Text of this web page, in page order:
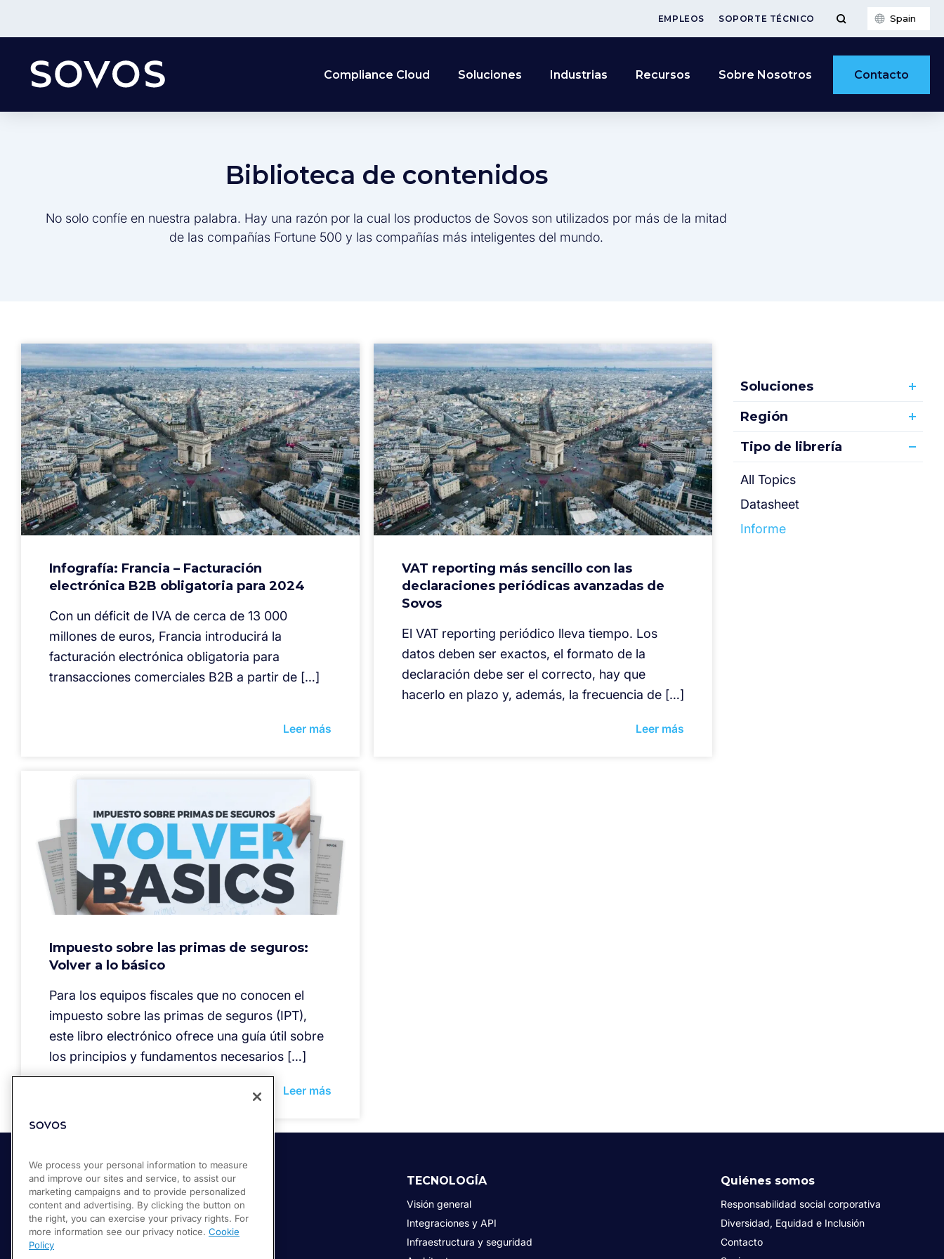
EMPLEOS SOPORTE TÉCNICO Spain
Compliance Cloud Soluciones Industrias Recursos Sobre Nosotros Contacto
Biblioteca de contenidos
No solo confíe en nuestra palabra. Hay una razón por la cual los productos de Sovos son utilizados por más de la mitad
de las compañías Fortune 500 y las compañías más inteligentes del mundo.
Soluciones
Región
Tipo de librería
All Topics
Datasheet
Informe
Infografía: Francia – Facturación
electrónica B2B obligatoria para 2024
Con un déficit de IVA de cerca de 13 000
millones de euros, Francia introducirá la
facturación electrónica obligatoria para
transacciones comerciales B2B a partir de […]
Leer más
VAT reporting más sencillo con las
declaraciones periódicas avanzadas de
Sovos
El VAT reporting periódico lleva tiempo. Los
datos deben ser exactos, el formato de la
declaración debe ser el correcto, hay que
hacerlo en plazo y, además, la frecuencia de […]
Leer más
Impuesto sobre las primas de seguros:
Volver a lo básico
Para los equipos fiscales que no conocen el
impuesto sobre las primas de seguros (IPT),
este libro electrónico ofrece una guía útil sobre
los principios y fundamentos necesarios […]
Leer más
Soluciones
Compliance Cloud
Cumplimiento con facturación electrónica
Declaración fiscal y del IVA
TECNOLOGÍA
Visión general
Integraciones y API
Infraestructura y seguridad
Quiénes somos
Responsabilidad social corporativa
Diversidad, Equidad e Inclusión
Contacto
We process your personal information to measure
and improve our sites and service, to assist our
marketing campaigns and to provide personalized
content and advertising. By clicking the button on
the right, you can exercise your privacy rights. For
more information see our privacy notice. Cookie
Policy